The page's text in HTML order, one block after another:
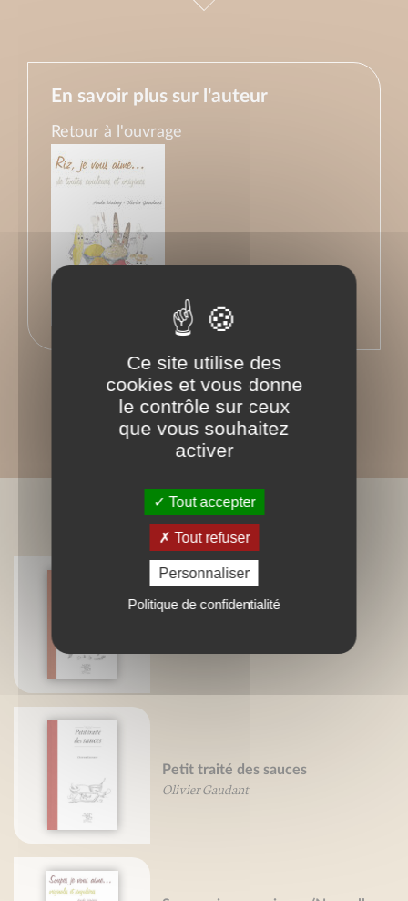
En savoir plus sur l'auteur
Retour à l'ouvrage
BIBLIOGRAPHIE
Petit traité de la pizza
Petit traité des sauces
Olivier Gaudant
Ce site utilise des
cookies et vous donne
le contrôle sur ceux
que vous souhaitez
activer
Tout accepter
Tout refuser
Personnaliser
Politique de confidentialité